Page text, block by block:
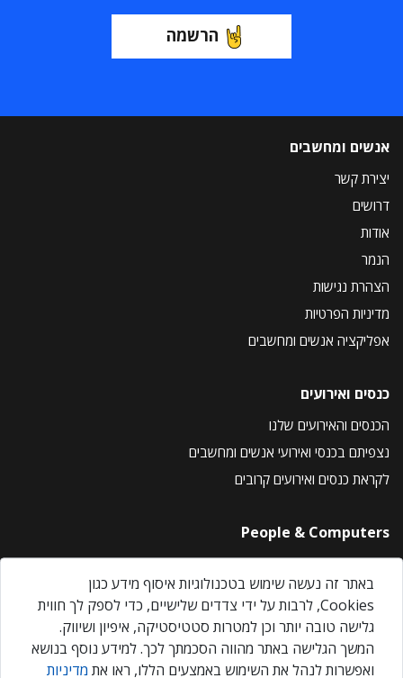
הרשמה
אנשים ומחשבים
יצירת קשר
דרושים
אודות
הנמר
הצהרת נגישות
מדיניות הפרטיות
אפליקציה אנשים ומחשבים
כנסים ואירועים
הכנסים והאירועים שלנו
נצפיתם בכנסי ואירועי אנשים ומחשבים
לקראת כנסים ואירועים קרובים
People & Computers
About Us
Privacy Policy
Contact Us
Our Events
באתר זה נעשה שימוש בטכנולוגיות איסוף מידע כגון
Cookies, לרבות על ידי צדדים שלישיים, כדי לספק לך חווית
גלישה טובה יותר וכן למטרות סטטיסטיקה, איפיון ושיווק.
המשך הגלישה באתר מהווה הסכמתך לכך. למידע נוסף בנושא
ואפשרות לנהל את השימוש באמצעים הללו, ראו את מדיניות